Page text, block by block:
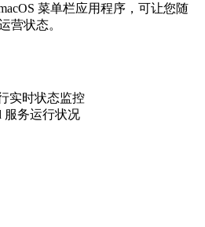
菜单栏应用程序，可让您随
营状态。
实时状态监控
服务运行状况